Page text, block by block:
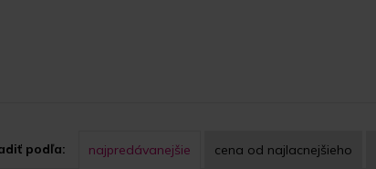
podľa: najpredávanejšie cena od najlacnejšieho